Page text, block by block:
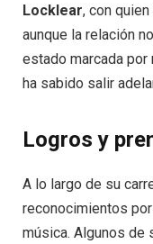
Locklear, con
aunque la relación
estado marcada
ha sabido salir
Logros y
A lo largo de su
reconocimientos
música. Algunos de